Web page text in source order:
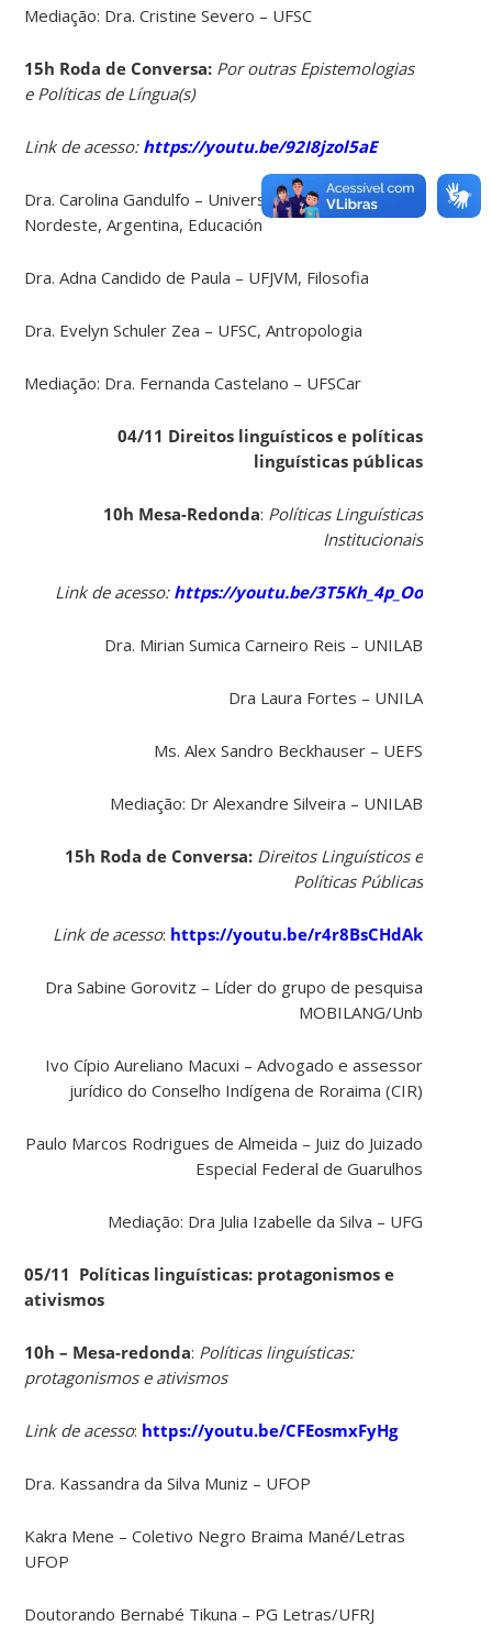
Mediação: Dra. Cristine Severo – UFSC
15h Roda de Conversa: Por outras Epistemologias
e Políticas de Língua(s)
Link de acesso: https://youtu.be/92I8jzol5aE
Dra. Carolina Gandulfo – Universidad Nacional del
Nordeste, Argentina, Educación
Dra. Adna Candido de Paula – UFJVM, Filosofia
Dra. Evelyn Schuler Zea – UFSC, Antropologia
Mediação: Dra. Fernanda Castelano – UFSCar
04/11 Direitos linguísticos e políticas
linguísticas públicas
10h Mesa-Redonda: Políticas Linguísticas
Institucionais
Link de acesso: https://youtu.be/3T5Kh_4p_Oo
Dra. Mirian Sumica Carneiro Reis – UNILAB
Dra Laura Fortes – UNILA
Ms. Alex Sandro Beckhauser – UEFS
Mediação: Dr Alexandre Silveira – UNILAB
15h Roda de Conversa: Direitos Linguísticos e
Políticas Públicas
Link de acesso: https://youtu.be/r4r8BsCHdAk
Dra Sabine Gorovitz – Líder do grupo de pesquisa
MOBILANG/Unb
Ivo Cípio Aureliano Macuxi – Advogado e assessor
jurídico do Conselho Indígena de Roraima (CIR)
Paulo Marcos Rodrigues de Almeida – Juiz do Juizado
Especial Federal de Guarulhos
Mediação: Dra Julia Izabelle da Silva – UFG
05/11 Políticas linguísticas: protagonismos e
ativismos
10h – Mesa-redonda: Políticas linguísticas:
protagonismos e ativismos
Link de acesso: https://youtu.be/CFEosmxFyHg
Dra. Kassandra da Silva Muniz – UFOP
Kakra Mene – Coletivo Negro Braima Mané/Letras
UFOP
Doutorando Bernabé Tikuna – PG Letras/UFRJ